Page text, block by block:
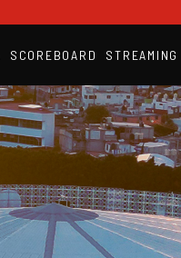
SCOREBOARD STREAMING